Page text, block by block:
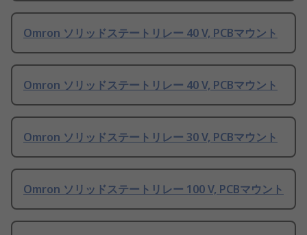
Omron ソリッドステートリレー 40 V, PCBマウント
Omron ソリッドステートリレー 40 V, PCBマウント
Omron ソリッドステートリレー 30 V, PCBマウント
Omron ソリッドステートリレー 100 V, PCBマウント